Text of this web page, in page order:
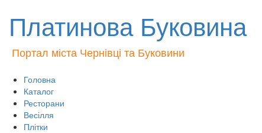
Платинова Буковина
Портал міста Чернівці та Буковини
Головна
Каталог
Ресторани
Весілля
Плітки